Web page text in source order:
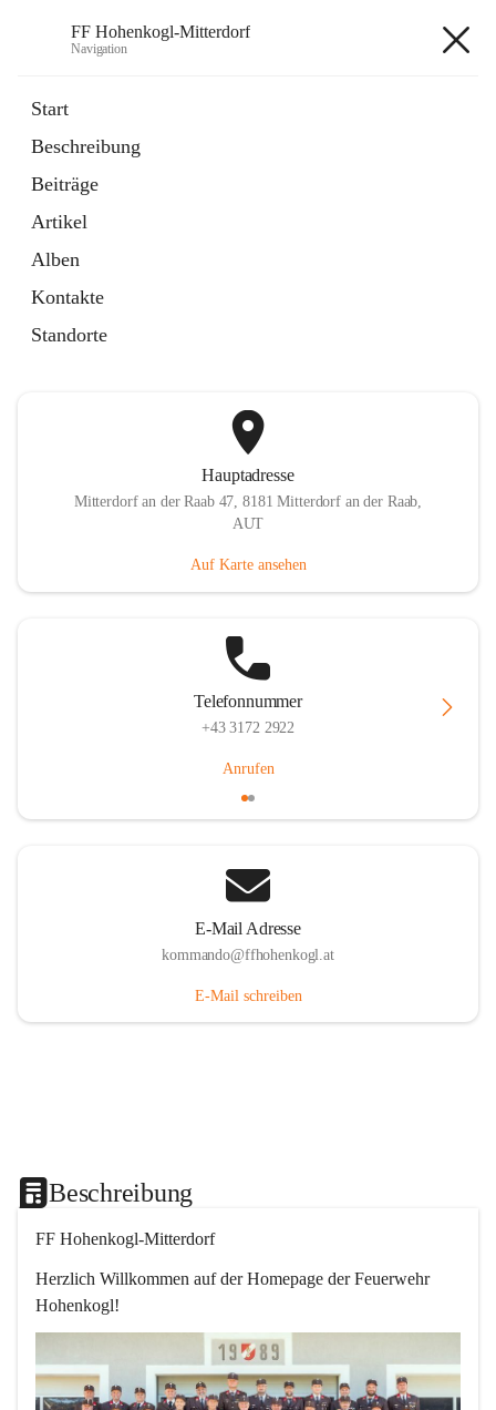
FF Hohenkogl-Mitterdorf
Navigation
Start
Beschreibung
Beiträge
Artikel
Alben
Kontakte
Standorte
Artikel
in
Tab
LLZ Einsatzübersicht
öffnet
in
neuem
Tab
Hauptadresse
Mitterdorf an der Raab 47, 8181 Mitterdorf an der Raab,
AUT
Auf Karte ansehen
Telefonnummer
+43 3172 2922
Anrufen
E-Mail Adresse
kommando@ffhohenkogl.at
E-Mail schreiben
Beschreibung
FF Hohenkogl-Mitterdorf
Herzlich Willkommen auf der Homepage der Feuerwehr
Hohenkogl!